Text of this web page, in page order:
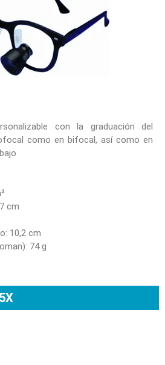
con la graduación del
como en bifocal, así como en
cm
10,2 cm
74 g